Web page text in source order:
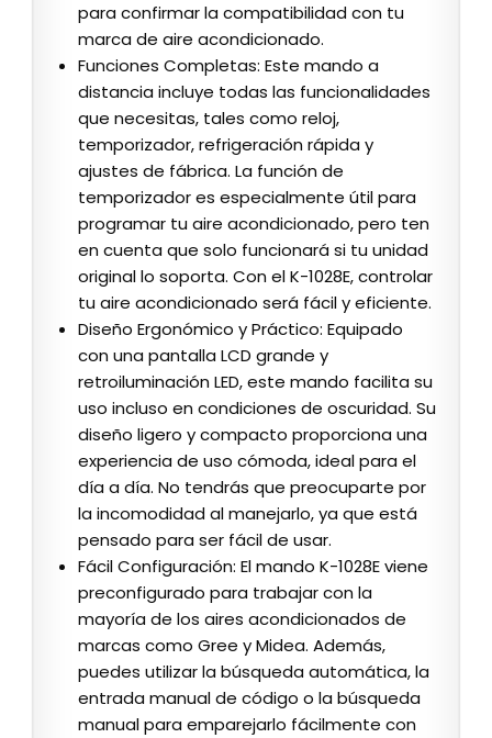
para confirmar la compatibilidad con tu
marca de aire acondicionado.
Funciones Completas: Este mando a
distancia incluye todas las funcionalidades
que necesitas, tales como reloj,
temporizador, refrigeración rápida y
ajustes de fábrica. La función de
temporizador es especialmente útil para
programar tu aire acondicionado, pero ten
en cuenta que solo funcionará si tu unidad
original lo soporta. Con el K-1028E, controlar
tu aire acondicionado será fácil y eficiente.
Diseño Ergonómico y Práctico: Equipado
con una pantalla LCD grande y
retroiluminación LED, este mando facilita su
uso incluso en condiciones de oscuridad. Su
diseño ligero y compacto proporciona una
experiencia de uso cómoda, ideal para el
día a día. No tendrás que preocuparte por
la incomodidad al manejarlo, ya que está
pensado para ser fácil de usar.
Fácil Configuración: El mando K-1028E viene
preconfigurado para trabajar con la
mayoría de los aires acondicionados de
marcas como Gree y Midea. Además,
puedes utilizar la búsqueda automática, la
entrada manual de código o la búsqueda
manual para emparejarlo fácilmente con